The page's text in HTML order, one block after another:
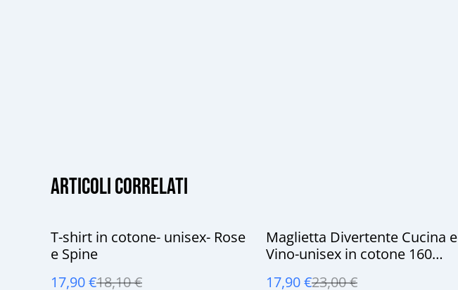
Articoli correlati
%
T-shirt in cotone- unisex- Rose
e Spine
17,90 €18,10 €
%
Maglietta Divertente Cucina e
Vino-unisex in cotone 160
17,90 €23,00 €